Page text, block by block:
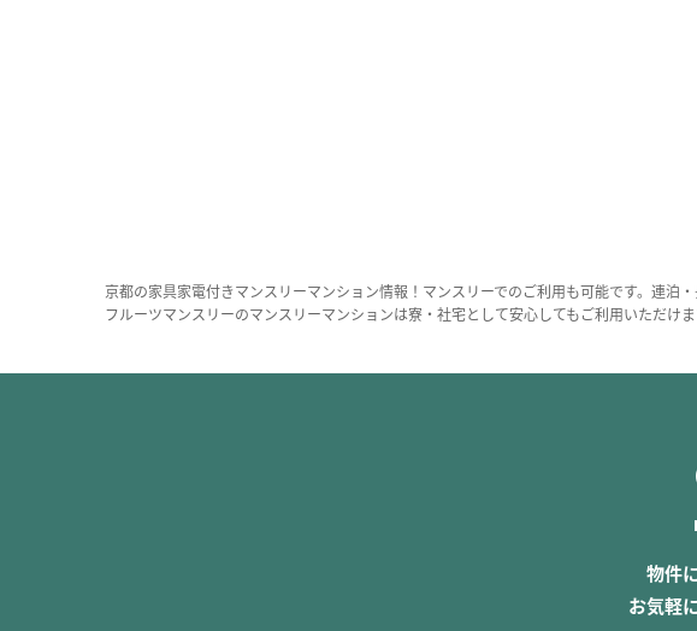
京都の家具家電付きマンスリーマンション情報！マンスリーでのご利用も可能です。連泊
フルーツマンスリーのマンスリーマンションは寮・社宅として安心してもご利用いただけ
物件
お気軽